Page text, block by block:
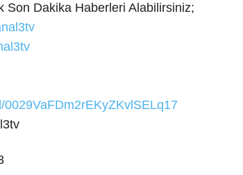
Son Dakika Haberleri Alabilirsiniz;